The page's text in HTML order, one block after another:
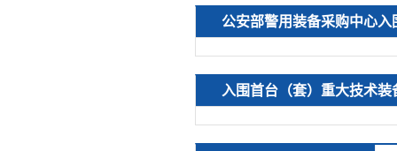
公安部警用装备采购中心入
入围首台（套）重大技术装